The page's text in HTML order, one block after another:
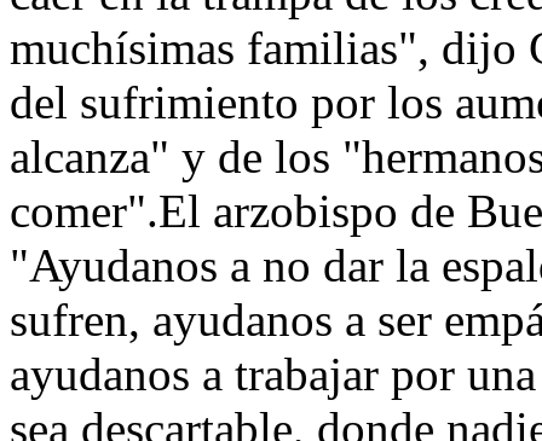
muchísimas familias", dijo
del sufrimiento por los
alcanza" y de los
comer".El arzobispo de
"Ayudanos a no dar la
sufren, ayudanos a ser
ayudanos a trabajar por
sea descartable, donde